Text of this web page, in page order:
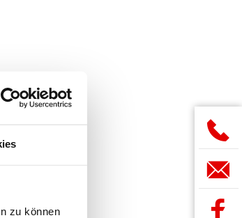
zu können